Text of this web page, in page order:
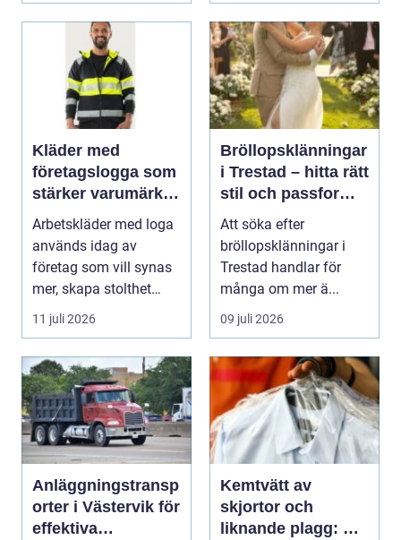
Kläder med
företagslogga som
stärker varumärket
varje dag
Arbetskläder med loga
används idag av
företag som vill synas
mer, skapa stolthet
inte...
11 juli 2026
Bröllopsklänningar
i Trestad – hitta rätt
stil och passform
inför den stora
dagen
Att söka efter
bröllopsklänningar i
Trestad handlar för
många om mer ä...
09 juli 2026
Anläggningstransp
orter i Västervik för
effektiva
Kemtvätt av
skjortor och
liknande plagg: Så